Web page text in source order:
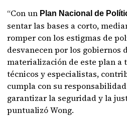
“Con un Plan Nacional de
sentar las bases a corto,
romper con los estigmas de
desvanecen por los gobiernos
materialización de este plan a
técnicos y especialistas,
cumpla con su
garantizar la seguridad y la
puntualizó Wong.